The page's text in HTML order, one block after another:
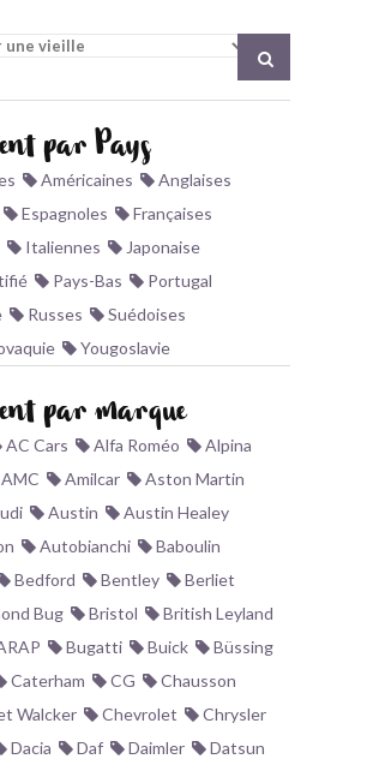
COMMENT FONCTIONNE BLV ?
par Pays
Américaines
Anglaises
Espagnoles
Françaises
Italiennes
Japonaise
Pays-Bas
Portugal
Russes
Suédoises
Yougoslavie
par marque
AC Cars Alfa Roméo
Alpina
AMC Amilcar
Aston Martin
Austin
Austin Healey
Autobianchi
Baboulin
Bedford Bentley
Berliet
Bug Bristol
British Leyland
Bugatti Buick
Büssing
Caterham CG
Chausson
Walcker
Chevrolet
Chrysler
Dacia Daf Daimler
Datsun